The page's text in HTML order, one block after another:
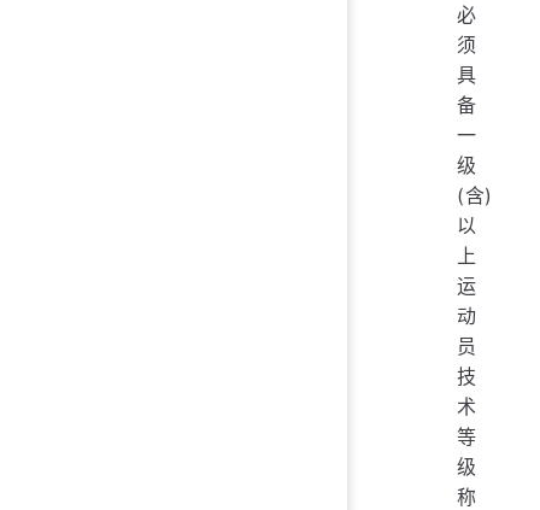
必
须
具
备
一
级
(含)
以
上
运
动
员
技
术
等
级
称